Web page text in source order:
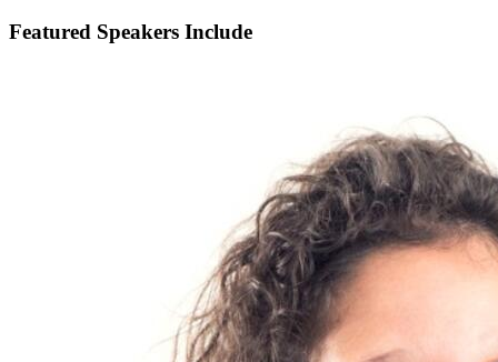
Featured Speakers Include